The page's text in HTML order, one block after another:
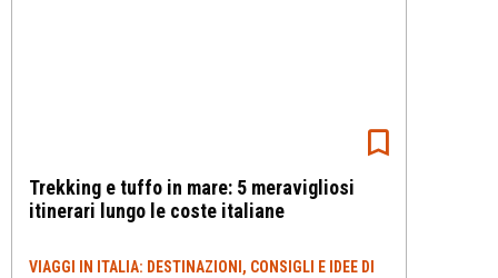
Trekking e tuffo in mare: 5 meravigliosi
itinerari lungo le coste italiane
VIAGGI IN ITALIA: DESTINAZIONI, CONSIGLI E IDEE DI